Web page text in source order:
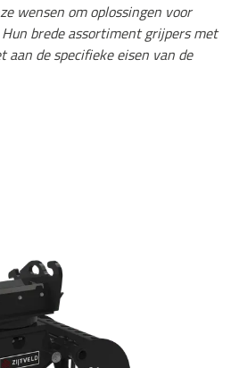
wensen om oplossingen voor
brede assortiment grijpers met
de specifieke eisen van de